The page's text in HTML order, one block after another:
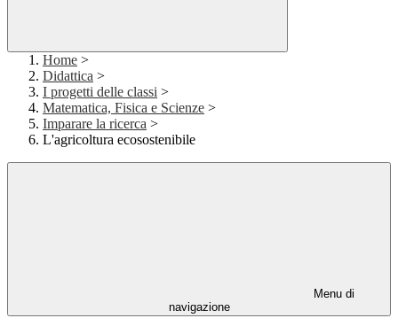
Home >
Didattica >
I progetti delle classi >
Matematica, Fisica e Scienze >
Imparare la ricerca >
L'agricoltura ecosostenibile
Menu di
navigazione